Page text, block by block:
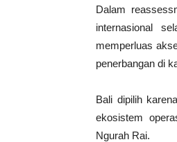
Dalam
internasional
memperluas
penerbangan di
Bali dipilih
ekosistem
Ngurah Rai.